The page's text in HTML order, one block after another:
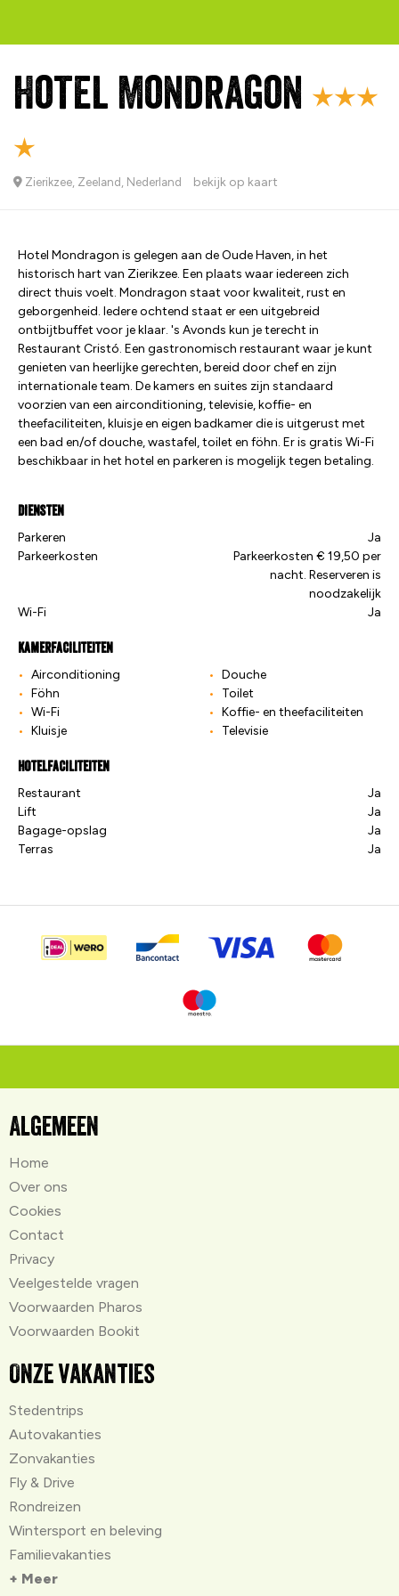
Hotel Mondragon
Zierikzee, Zeeland, Nederland bekijk op kaart
Hotel Mondragon is gelegen aan de Oude Haven, in het
historisch hart van Zierikzee. Een plaats waar iedereen zich
direct thuis voelt. Mondragon staat voor kwaliteit, rust en
geborgenheid. Iedere ochtend staat er een uitgebreid
ontbijtbuffet voor je klaar. 's Avonds kun je terecht in
Restaurant Cristó. Een gastronomisch restaurant waar je kunt
genieten van heerlijke gerechten, bereid door chef en zijn
internationale team. De kamers en suites zijn standaard
voorzien van een airconditioning, televisie, koffie- en
theefaciliteiten, kluisje en eigen badkamer die is uitgerust met
een bad en/of douche, wastafel, toilet en föhn. Er is gratis Wi-Fi
beschikbaar in het hotel en parkeren is mogelijk tegen betaling.
Diensten
Parkeren
Ja
Parkeerkosten
Parkeerkosten € 19,50 per
nacht. Reserveren is
noodzakelijk
Wi-Fi
Ja
Kamerfaciliteiten
Airconditioning
Douche
Föhn
Toilet
Wi-Fi
Koffie- en theefaciliteiten
Kluisje
Televisie
Hotelfaciliteiten
Restaurant
Ja
Lift
Ja
Bagage-opslag
Ja
Terras
Ja
Algemeen
Home
Over ons
Cookies
Contact
Privacy
Veelgestelde vragen
Voorwaarden Pharos
Voorwaarden Bookit
Onze vakanties
Stedentrips
Autovakanties
Zonvakanties
Fly & Drive
Rondreizen
Wintersport en beleving
Familievakanties
+ Meer